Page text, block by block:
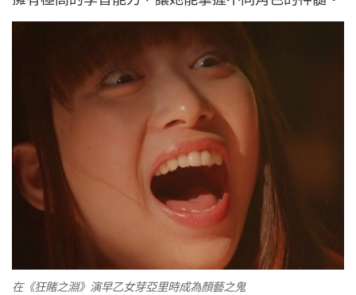
在《狂賭之淵》演早乙女芽亞里時成為顏藝之鬼